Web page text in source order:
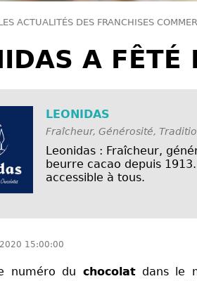
ACTUALITÉS DES FRANCHISES
A FÊTÉ
LEONIDAS
Fraîcheur, Générosité,
Leonidas : Fraîcheur,
beurre cacao depuis
accessible à tous.
15:00:00
numéro du chocolatdans le